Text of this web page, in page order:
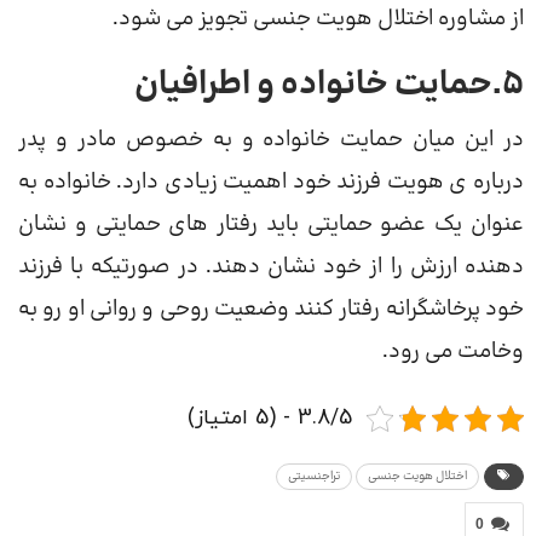
از مشاوره اختلال هویت جنسی تجویز می شود.
5.حمایت خانواده و اطرافیان
در این میان حمایت خانواده و به خصوص مادر و پدر
درباره ی هویت فرزند خود اهمیت زیادی دارد. خانواده به
عنوان یک عضو حمایتی باید رفتار های حمایتی و نشان
دهنده ارزش را از خود نشان دهند. در صورتیکه با فرزند
خود پرخاشگرانه رفتار کنند وضعیت روحی و روانی او رو به
وخامت می رود.
3.8/5 - (5 امتیاز)
اختلال هویت جنسی تراجنسیتی
0